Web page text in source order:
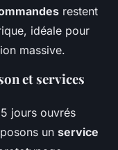
restent
idéale pour
massive.
et services
jours ouvrés
un service